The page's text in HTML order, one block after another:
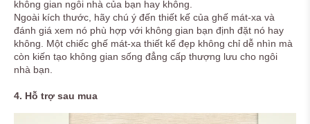
không gian ngôi nhà của bạn hay không.
Ngoài kích thước, hãy chú ý đến thiết kế của ghế mát-xa và
đánh giá xem nó phù hợp với không gian bạn định đặt nó hay
không. Một chiếc ghế mát-xa thiết kế đẹp không chỉ dễ nhìn mà
còn kiến tạo không gian sống đẳng cấp thượng lưu cho ngôi
nhà bạn.
4. Hỗ trợ sau mua